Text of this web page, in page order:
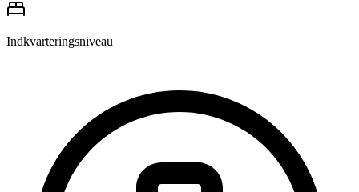
Indkvarteringsniveau